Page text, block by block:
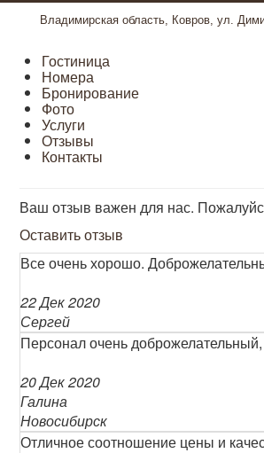
Владимирская область, Ковров, ул.
Гостиница
Номера
Бронирование
Фото
Услуги
Отзывы
Контакты
Ваш отзыв важен для нас.
Оставить отзыв
Все очень хорошо.
22 Дек 2020
Сергей
Персонал очень
20 Дек 2020
Галина
Новосибирск
Отличное соотношение цены и